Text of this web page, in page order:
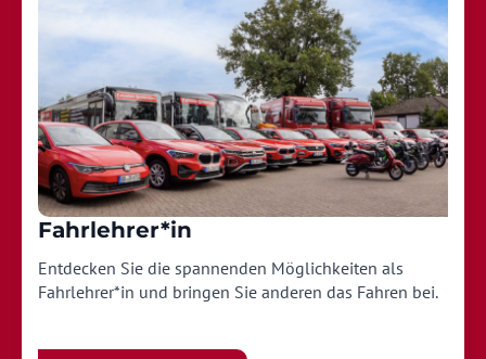
Fahrlehrer*in
Entdecken Sie die spannenden Möglichkeiten als
Fahrlehrer*in und bringen Sie anderen das Fahren bei.